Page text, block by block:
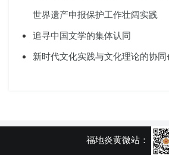
世界遗产申报保护工作壮阔实践
追寻中国文学的集体认同
新时代文化实践与文化理论的协同
福地炎黄微站：